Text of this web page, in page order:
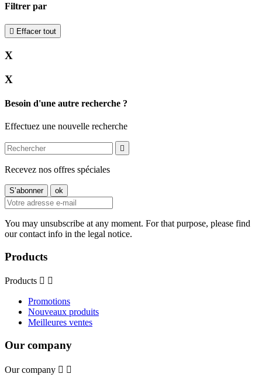
Filtrer par
 Effacer tout
X
X
Besoin d'une autre recherche ?
Effectuez une nouvelle recherche

Recevez nos offres spéciales
You may unsubscribe at any moment. For that purpose, please find
our contact info in the legal notice.
Products
Products  
Promotions
Nouveaux produits
Meilleures ventes
Our company
Our company  